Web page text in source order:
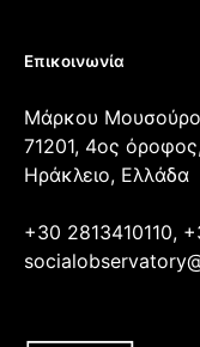
Επικοινωνία
Μάρκου
71201, 4ος
Ηράκλειο, Ελλάδα
+30 2813410110,